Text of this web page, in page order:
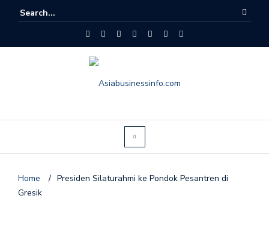
Home / Presiden Silaturahmi ke Pondok Pesantren di
Gresik